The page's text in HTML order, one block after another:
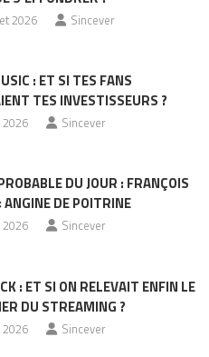
2026 Sincever
: ET SI TES FANS
TES INVESTISSEURS ?
Sincever
DU JOUR : FRANÇOIS
DE POITRINE
Sincever
: ET SI ON RELEVAIT ENFIN LE
DU STREAMING ?
2026 Sincever